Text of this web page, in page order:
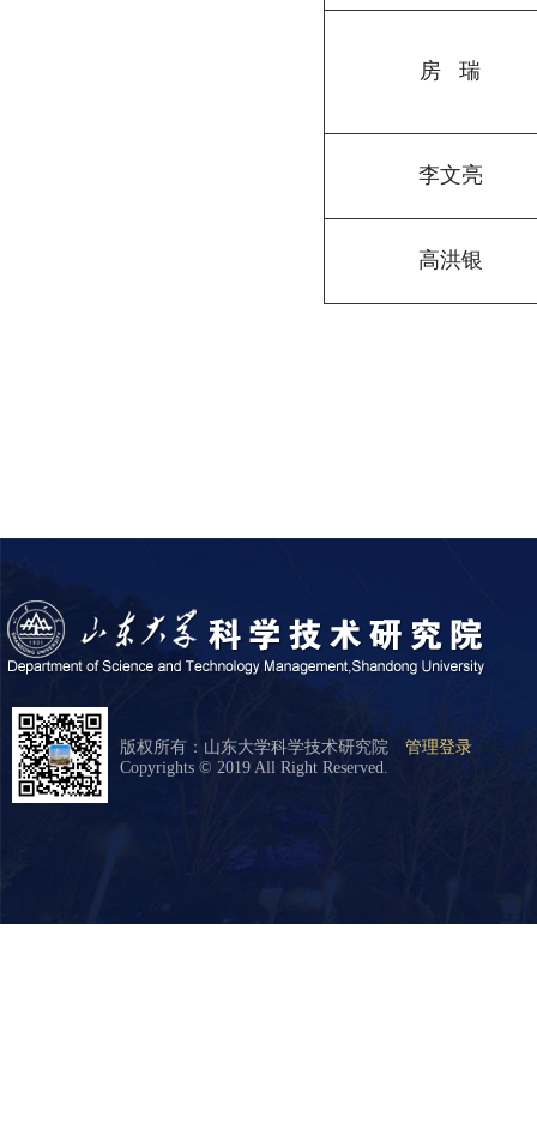
房 瑞
李文亮
高洪银
版权所有：山东大学科学技术研究院 管理登录
Copyrights © 2019 All Right Reserved.